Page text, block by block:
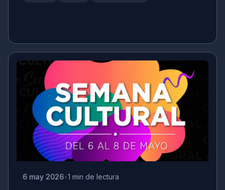
6 may 2026 1 min de lectura